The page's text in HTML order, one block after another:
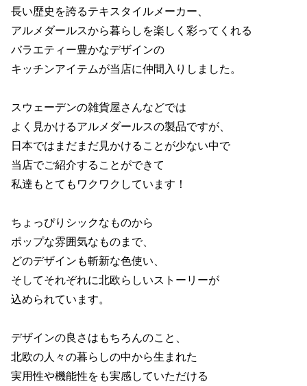
長い歴史を誇るテキスタイルメーカー、
アルメダールスから暮らしを楽しく彩ってくれる
バラエティー豊かなデザインの
キッチンアイテムが当店に仲間入りしました。
スウェーデンの雑貨屋さんなどでは
よく見かけるアルメダールスの製品ですが、
日本ではまだまだ見かけることが少ない中で
当店でご紹介することができて
私達もとてもワクワクしています！
ちょっぴりシックなものから
ポップな雰囲気なものまで、
どのデザインも斬新な色使い、
そしてそれぞれに北欧らしいストーリーが
込められています。
デザインの良さはもちろんのこと、
北欧の人々の暮らしの中から生まれた
実用性や機能性をも実感していただける